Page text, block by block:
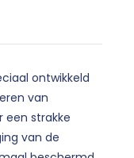
ontwikkeld
van
een strakke
van de